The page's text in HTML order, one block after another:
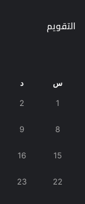
التقويم
س د
1
2
8
9
15
16
22
23